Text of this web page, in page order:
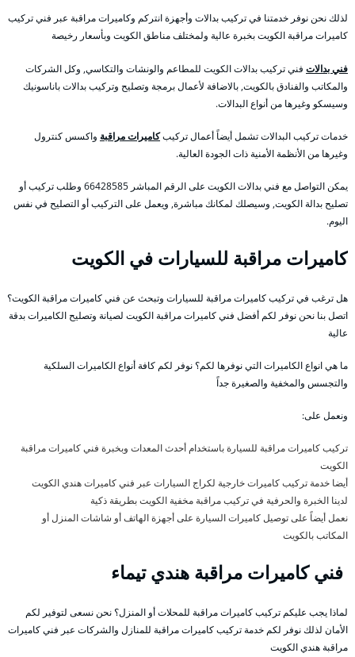
لذلك نحن نوفر خدمتنا في تركيب بدالات وأجهزة انتركم وكاميرات مراقبة عبر فني تركيب
كاميرات مراقبة الكويت بخبرة عالية ولمختلف مناطق الكويت وبأسعار رخيصة
فني بدالات فني تركيب بدالات الكويت للمطاعم والونشات والتكاسي, وكل الشركات
والمكاتب والفنادق بالكويت, بالاضافة لأعمال برمجة وتصليح وتركيب بدالات باناسونيك
وسيسكو وغيرها من أنواع البدالات.
خدمات تركيب البدالات تشمل أيضاً أعمال تركيبكاميرات مراقبة واكسس كنترول
وغيرها من الأنظمة الأمنية ذات الجودة العالية.
يمكن التواصل مع فني بدالات الكويت على الرقم المباشر 66428585 وطلب تركيب أو
تصليح بدالة الكويت, وسيصلك لمكانك مباشرة, ويعمل على التركيب أو التصليح في نفس
اليوم.
كاميرات مراقبة للسيارات في الكويت
هل ترغب في تركيب كاميرات مراقبة للسيارات وتبحث عن فني كاميرات مراقبة الكويت؟
اتصل بنا نحن نوفر لكم أفضل فني كاميرات مراقبة الكويت لصيانة وتصليح الكاميرات بدقة
عالية
ما هي انواع الكاميرات التي نوفرها لكم؟ نوفر لكم كافة أنواع الكاميرات السلكية
والتجسس والمخفية والصغيرة جداً
ونعمل على:
تركيب كاميرات مراقبة للسيارة باستخدام أحدث المعدات وبخبرة فني كاميرات مراقبة
الكويت
أيضا خدمة تركيب كاميرات خارجية لكراج السيارات عبر فني كاميرات هندي الكويت
لدينا الخبرة والحرفية في تركيب مراقبة مخفية الكويت بطريقة ذكية
نعمل أيضاً على توصيل كاميرات السيارة على أجهزة الهاتف أو شاشات المنزل أو
المكاتب بالكويت
فني كاميرات مراقبة هندي تيماء
لماذا يجب عليكم تركيب كاميرات مراقبة للمحلات أو المنزل؟ نحن نسعى لتوفير لكم
الأمان لذلك نوفر لكم خدمة تركيب كاميرات مراقبة للمنازل والشركات عبر فني كاميرات
مراقبة هندي الكويت